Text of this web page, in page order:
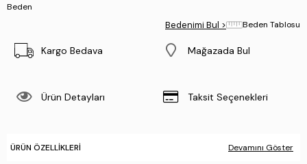
Beden
Bedenimi Bul > Beden Tablosu
Kargo Bedava Mağazada Bul
Ürün Detayları Taksit Seçenekleri
ÜRÜN ÖZELLIKLERI Devamını Göster